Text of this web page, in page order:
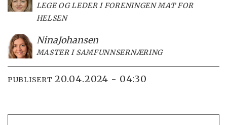
LEGE OG LEDER I FORENINGEN MAT FOR
HELSEN
NinaJohansen
MASTER I SAMFUNNSERNÆRING
PUBLISERT 20.04.2024 - 04:30